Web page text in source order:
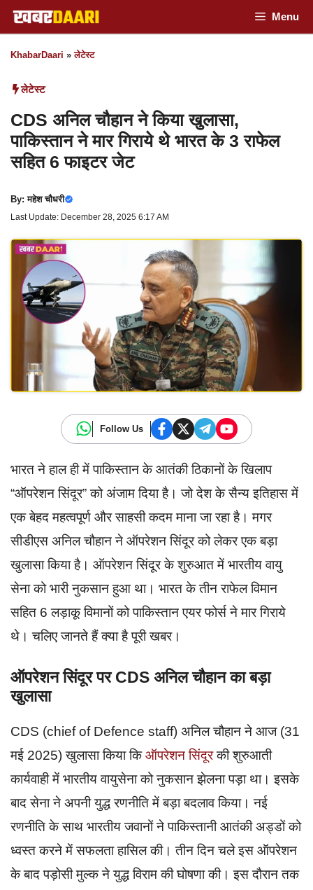
Skip
to
content
Menu
KhabarDaari »लेटेस्ट
लेटेस्ट
CDS अनिल चौहान ने किया खुलासा,
पाकिस्तान ने मार गिराये थे भारत के 3 राफेल
सहित 6 फाइटर जेट
By:महेश चौधरी
Last Update: December 28, 2025 6:17 AM
Follow Us
भारत ने हाल ही में पाकिस्तान के आतंकी ठिकानों के खिलाप
“ऑपरेशन सिंदूर” को अंजाम दिया है। जो देश के सैन्य इतिहास में
एक बेहद महत्वपूर्ण और साहसी कदम माना जा रहा है। मगर
सीडीएस अनिल चौहान ने ऑपरेशन सिंदूर को लेकर एक बड़ा
खुलासा किया है। ऑपरेशन सिंदूर के शुरुआत में भारतीय वायु
सेना को भारी नुकसान हुआ था। भारत के तीन राफेल विमान
सहित 6 लड़ाकू विमानों को पाकिस्तान एयर फोर्स ने मार गिराये
थे। चलिए जानते हैं क्या है पूरी खबर।
ऑपरेशन सिंदूर पर CDS अनिल चौहान का बड़ा
खुलासा
CDS (chief of Defence staff) अनिल चौहान ने आज (31
मई 2025) खुलासा किया किऑपरेशन सिंदूरकी शुरुआती
कार्यवाही में भारतीय वायुसेना को नुकसान झेलना पड़ा था। इसके
बाद सेना ने अपनी युद्ध रणनीति में बड़ा बदलाव किया। नई
रणनीति के साथ भारतीय जवानों ने पाकिस्तानी आतंकी अड्डों को
ध्वस्त करने में सफलता हासिल की। तीन दिन चले इस ऑपरेशन
के बाद पड़ोसी मुल्क ने युद्ध विराम की घोषणा की। इस दौरान तक